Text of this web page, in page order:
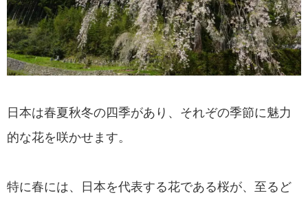
日本は春夏秋冬の四季があり、それぞの季節に魅力
的な花を咲かせます。
特に春には、日本を代表する花である桜が、至るど